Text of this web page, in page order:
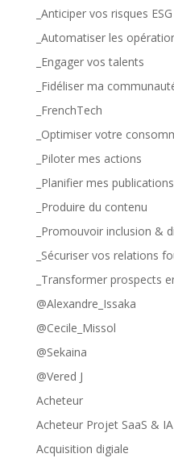
_Anticiper vos risques ESG
_Automatiser les
_Engager vos talents
_Fidéliser ma
_FrenchTech
_Optimiser votre
_Piloter mes actions
_Planifier mes publications
_Produire du contenu
_Promouvoir inclusion &
_Sécuriser vos relations
_Transformer prospects
@Alexandre_Issaka
@Cecile_Missol
@Sekaina
@Vered J
Acheteur
Acheteur Projet SaaS & IA
Acquisition digiale